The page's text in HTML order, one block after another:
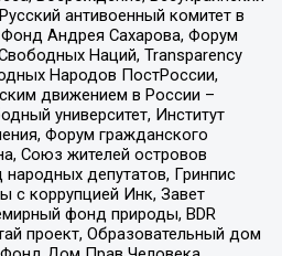
антивоенный комитет в
Андрея Сахарова, Форум
Наций, Transparеncy
Народов ПостРоссии,
движением в России –
университет, Институт
Форум гражданского
Союз жителей островов
депутатов, Гринпис
с коррупцией Инк, Завет
фонд природы, BDR
проект, Образовательный дом